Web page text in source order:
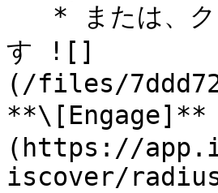
す ![]
(/files/
**\[Engage]**
(https://
iscover/